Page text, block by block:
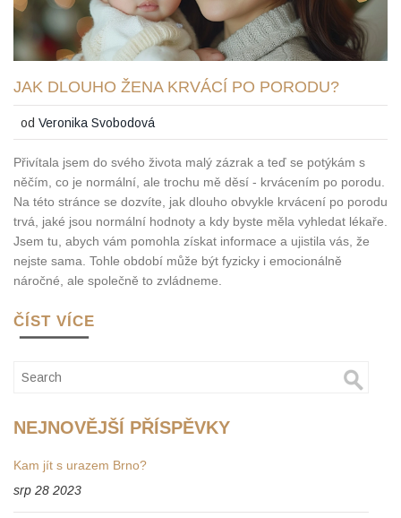
JAK DLOUHO ŽENA KRVÁCÍ PO PORODU?
odVeronika Svobodová
Přivítala jsem do svého života malý zázrak a teď se potýkám s
něčím, co je normální, ale trochu mě děsí - krvácením po porodu.
Na této stránce se dozvíte, jak dlouho obvykle krvácení po porodu
trvá, jaké jsou normální hodnoty a kdy byste měla vyhledat lékaře.
Jsem tu, abych vám pomohla získat informace a ujistila vás, že
nejste sama. Tohle období může být fyzicky i emocionálně
náročné, ale společně to zvládneme.
ČÍST VÍCE
NEJNOVĚJŠÍ PŘÍSPĚVKY
Kam jít s urazem Brno?
srp 28 2023